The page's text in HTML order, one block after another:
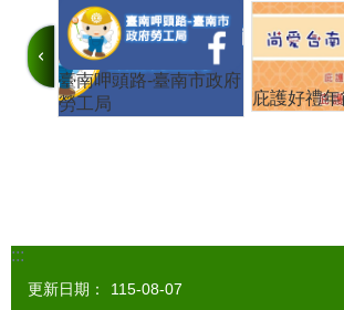
臺南呷頭路-臺南市政府
勞工局
庇護好禮年
:::
更新日期： 115-08-07